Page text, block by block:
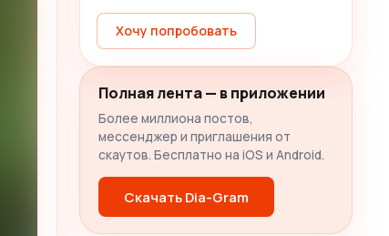
Хочу попробовать
Полная лента — в приложении
Более миллиона постов,
мессенджер и приглашения от
скаутов. Бесплатно на iOS и Android.
Скачать Dia-Gram